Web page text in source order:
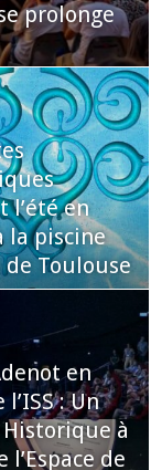
prolonge
l’été en
la piscine
de Toulouse
en
: Un
Historique à
l’Espace de